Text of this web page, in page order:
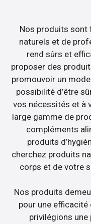
Nos produits sont
naturels et de
rend sûrs et
proposer des
promouvoir un
possibilité d’être
vos nécessités et à
large gamme de
compléments
produits
cherchez produits
corps et de votre
Nos produits
pour une
privilégions